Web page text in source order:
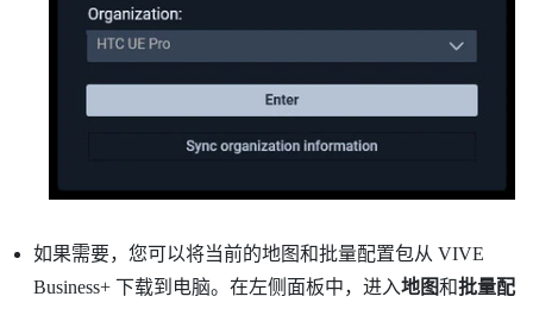
如果需要，您可以将当前的地图和批量配置包从 VIVE
Business+下载到电脑。在左侧面板中，进入地图和批量配